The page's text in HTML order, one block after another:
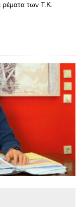
των Τ.Κ.